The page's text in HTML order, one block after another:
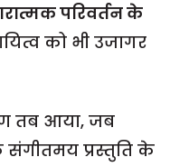
परिवर्तन के
को भी उजागर
तब आया, जब
संगीतमय प्रस्तुति के